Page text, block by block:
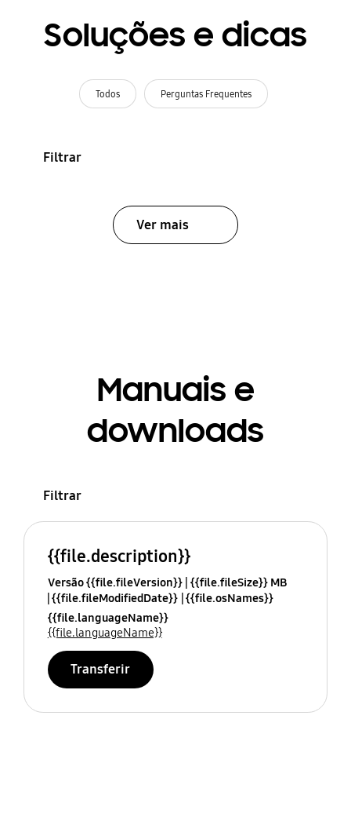
Soluções e dicas
Todos Perguntas Frequentes
Filtrar
Ver mais
Manuais e
downloads
Filtrar
{{file.description}}
Versão {{file.fileVersion}} {{file.fileSize}} MB
{{file.fileModifiedDate}} {{file.osNames}}
{{file.languageName}}
{{file.languageName}}
Transferir